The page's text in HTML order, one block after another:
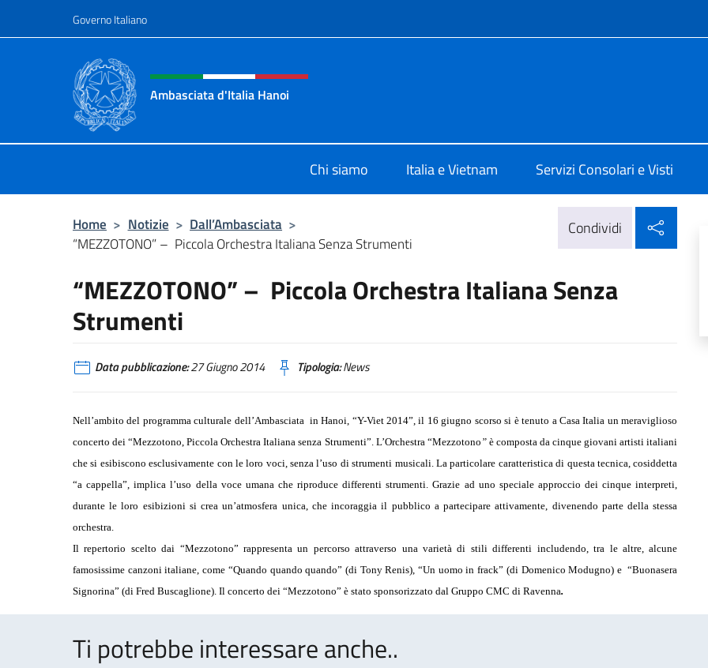
Governo Italiano
Intestazione sito, social e menù
Ambasciata d'Italia Hanoi
Chi siamo Italia e Vietnam Servizi Consolari e Visti
Home > Notizie > Dall’Ambasciata >
“MEZZOTONO” – Piccola Orchestra Italiana Senza Strumenti
Condividi
“MEZZOTONO” – Piccola Orchestra Italiana Senza
Strumenti
Data pubblicazione:27 Giugno 2014 Tipologia:News
Nell’ambito del programma culturale dell’Ambasciata in Hanoi, “Y-Viet 2014”, il 16 giugno scorso si è tenuto a Casa Italia un meraviglioso
concerto dei “Mezzotono, Piccola Orchestra Italiana senza Strumenti”. L’Orchestra “Mezzotono ”è composta da cinque giovani artisti italiani
che si esibiscono esclusivamente con le loro voci, senza l’uso di strumenti musicali. La particolare caratteristica di questa tecnica, cosiddetta
“a cappella”, implica l’uso della voce umana che riproduce differenti strumenti. Grazie ad uno speciale approccio dei cinque interpreti,
durante le loro esibizioni si crea un’atmosfera unica, che incoraggia il pubblico a partecipare attivamente, divenendo parte della stessa
orchestra.
Il repertorio scelto dai “Mezzotono” rappresenta un percorso attraverso una varietà di stili differenti includendo, tra le altre, alcune
famosissime canzoni italiane, come “Quando quando quando” (di Tony Renis), “Un uomo in frack” (di Domenico Modugno) e “Buonasera
Signorina” (di Fred Buscaglione). Il concerto dei “Mezzotono” è stato sponsorizzato dal Gruppo CMC di Ravenna.
Ti potrebbe interessare anche..